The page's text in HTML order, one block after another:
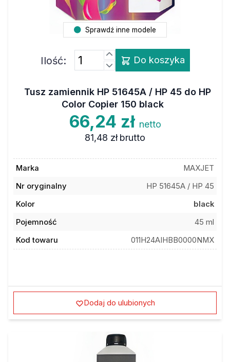
Sprawdź inne modele
Ilość: Do koszyka
Tusz zamiennik HP 51645A / HP 45 do HP
Color Copier 150 black
66,24 zł netto
81,48 zł brutto
Marka
MAXJET
Nr oryginalny
HP 51645A / HP 45
Kolor
black
Pojemność
45 ml
Kod towaru
011H24AIHBB0000NMX
Dodaj do ulubionych